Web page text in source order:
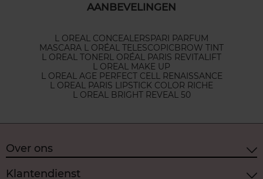
AANBEVELINGEN
L OREAL CONCEALERSPARI PARFUM
MASCARA L ORÉAL TELESCOPICBROW TINT
L OREAL TONERL ORÉAL PARIS REVITALIFT
L OREAL MAKE UP
L OREAL AGE PERFECT CELL RENAISSANCE
L OREAL PARIS LIPSTICK COLOR RICHE
L OREAL BRIGHT REVEAL 50
Over ons
Klantendienst